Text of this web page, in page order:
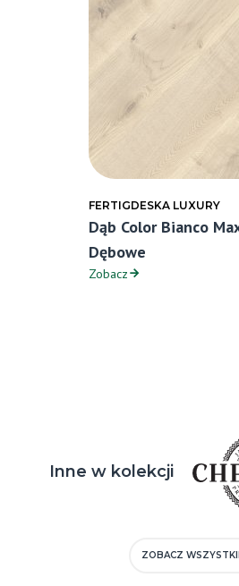
FERTIGDESKA LUXURY
Dąb Color Bianco
Dębowe
Zobacz
Inne w kolekcji
ZOBACZ